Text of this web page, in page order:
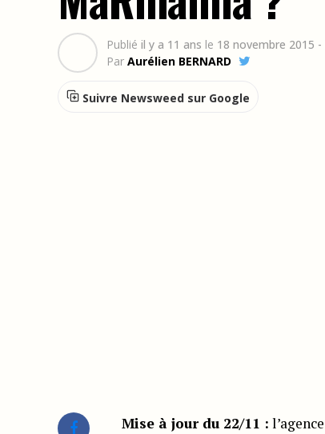
Publié il y a 11 ans le 18 novembre 2015 -
Par Aurélien BERNARD
Suivre Newsweed sur Google
Mise à jour du 22/11 :